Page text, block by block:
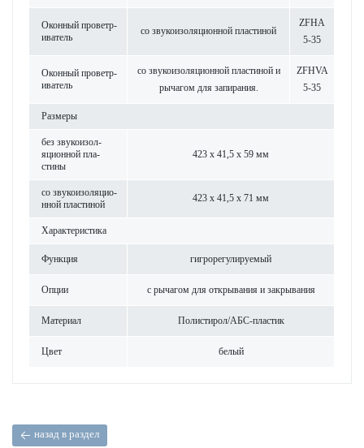
Оконный проветр­
иватель
со звук­ои­з­ол­яцио­нной пла­стиной
ZFHA
5-35
Оконный проветр­
иватель
со звук­ои­з­ол­яцио­нной пла­стиной и
рычагом для запирания.
ZFHVA
5-35
Размеры
без звук­ои­з­ол­
яцио­нной пла­
стины
423 x 41,5 x 59 мм
со звук­ои­з­ол­яцио­
нной пла­стиной
423 x 41,5 x 71 мм
Хар­актер­и­с­тика
Функция гигро­р­егулируемый
Опции с рычагом для открывания и закрывания
Материал Поли­с­тирол/АБС-пла­стик
Цвет белый
назад в раздел